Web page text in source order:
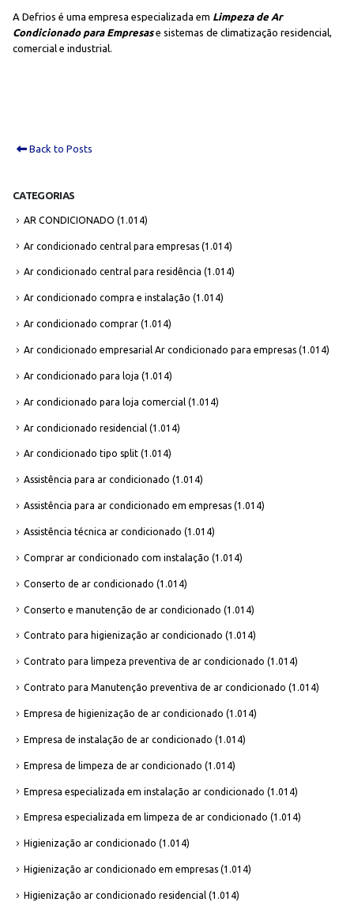
A Defrios é uma empresa especializada em Limpeza de Ar
Condicionado para Empresase sistemas de climatização residencial,
comercial e industrial.
Back to Posts
CATEGORIAS
AR CONDICIONADO (1.014)
Ar condicionado central para empresas (1.014)
Ar condicionado central para residência (1.014)
Ar condicionado compra e instalação (1.014)
Ar condicionado comprar (1.014)
Ar condicionado empresarial Ar condicionado para empresas (1.014)
Ar condicionado para loja (1.014)
Ar condicionado para loja comercial (1.014)
Ar condicionado residencial (1.014)
Ar condicionado tipo split (1.014)
Assistência para ar condicionado (1.014)
Assistência para ar condicionado em empresas (1.014)
Assistência técnica ar condicionado (1.014)
Comprar ar condicionado com instalação (1.014)
Conserto de ar condicionado (1.014)
Conserto e manutenção de ar condicionado (1.014)
Contrato para higienização ar condicionado (1.014)
Contrato para limpeza preventiva de ar condicionado (1.014)
Contrato para Manutenção preventiva de ar condicionado (1.014)
Empresa de higienização de ar condicionado (1.014)
Empresa de instalação de ar condicionado (1.014)
Empresa de limpeza de ar condicionado (1.014)
Empresa especializada em instalação ar condicionado (1.014)
Empresa especializada em limpeza de ar condicionado (1.014)
Higienização ar condicionado (1.014)
Higienização ar condicionado em empresas (1.014)
Higienização ar condicionado residencial (1.014)